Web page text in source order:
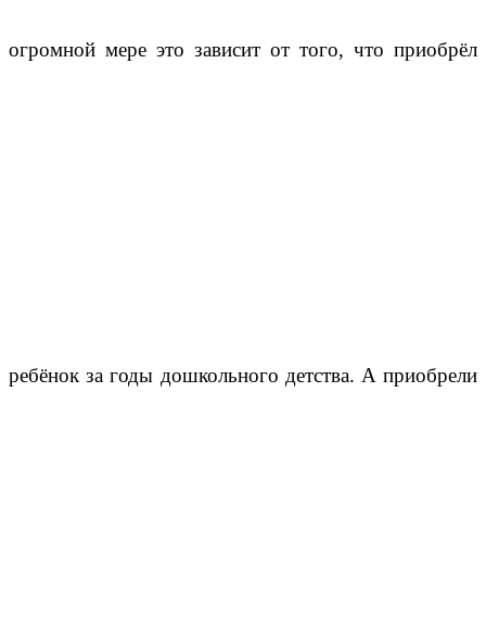
огромной мере это зависит от того, что приобрёл
ребёнок за годы дошкольного детства. А приобрели